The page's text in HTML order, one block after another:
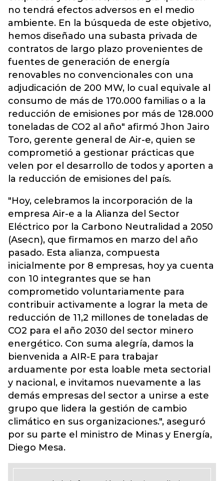
no tendrá efectos adversos en el medio
ambiente. En la búsqueda de este objetivo,
hemos diseñado una subasta privada de
contratos de largo plazo provenientes de
fuentes de generación de energía
renovables no convencionales con una
adjudicación de 200 MW, lo cual equivale al
consumo de más de 170.000 familias o a la
reducción de emisiones por más de 128.000
toneladas de CO2 al año" afirmó Jhon Jairo
Toro, gerente general de Air-e, quien se
comprometió a gestionar prácticas que
velen por el desarrollo de todos y aporten a
la reducción de emisiones del país.
"Hoy, celebramos la incorporación de la
empresa Air-e a la Alianza del Sector
Eléctrico por la Carbono Neutralidad a 2050
(Asecn), que firmamos en marzo del año
pasado. Esta alianza, compuesta
inicialmente por 8 empresas, hoy ya cuenta
con 10 integrantes que se han
comprometido voluntariamente para
contribuir activamente a lograr la meta de
reducción de 11,2 millones de toneladas de
CO2 para el año 2030 del sector minero
energético. Con suma alegría, damos la
bienvenida a AIR-E para trabajar
arduamente por esta loable meta sectorial
y nacional, e invitamos nuevamente a las
demás empresas del sector a unirse a este
grupo que lidera la gestión de cambio
climático en sus organizaciones.", aseguró
por su parte el ministro de Minas y Energía,
Diego Mesa.